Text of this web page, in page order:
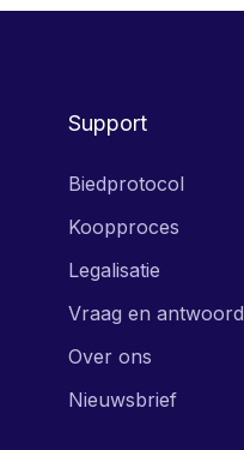
Support
Biedprotocol
Koopproces
Legalisatie
Vraag en antwoord
Over ons
Nieuwsbrief